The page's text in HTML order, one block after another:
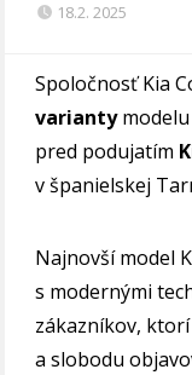
18.2. 2025
Spoločnosť Kia
variantymodelu
pred podujatím
v španielskej
Najnovší model
s modernými
zákazníkov,
a slobodu